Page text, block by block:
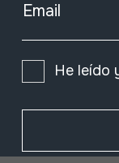
Email
He leído